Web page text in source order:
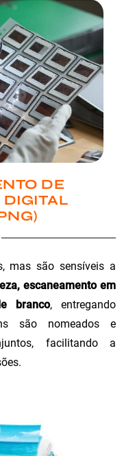
DE
DIGITAL
mas são sensíveis a
escaneamento em
branco, entregando
são nomeados e
facilitando a